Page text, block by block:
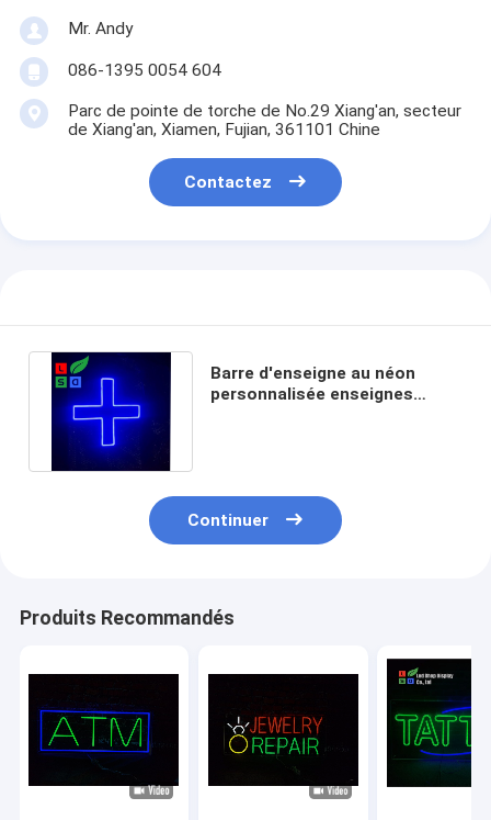
Mr. Andy
086-1395 0054 604
Parc de pointe de torche de No.29 Xiang'an, secteur
de Xiang'an, Xiamen, Fujian, 361101 Chine
Contactez
Barre d'enseigne au néon
personnalisée enseignes
Continuer
Produits Recommandés